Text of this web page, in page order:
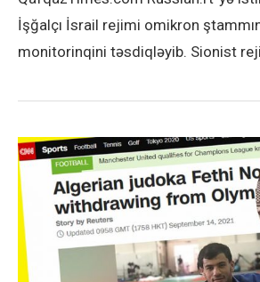
İşğalçı İsrail rejimi omikron
monitorinqini təsdiqləyib. Sionist